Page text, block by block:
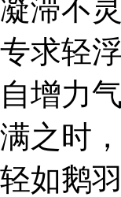
凝滞不
专求轻
自增力
满之时
轻如鹅